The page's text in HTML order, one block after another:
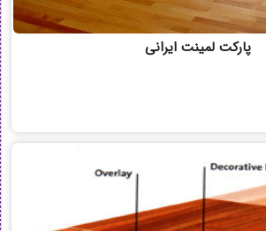
پارکت لمینت ایرانی